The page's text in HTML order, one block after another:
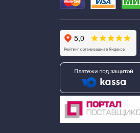
Экскурсии для
Экскурсии для
Экскурсии для школьников
Экскурсии для школьников